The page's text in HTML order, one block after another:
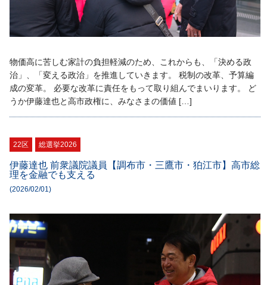
物価高に苦しむ家計の負担軽減のため、これからも、「決める政
治」、「変える政治」を推進していきます。 税制の改革、予算編
成の変革。 必要な改革に責任をもって取り組んでまいります。 ど
うか伊藤達也と高市政権に、みなさまの価値 […]
22区 総選挙2026
伊藤達也 前衆議院議員【調布市・三鷹市・狛江市】高市総
理を金融でも支える
(2026/02/01)